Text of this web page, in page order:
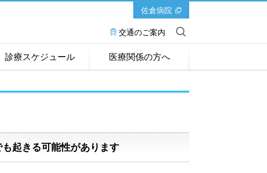
佐倉病院
交通のご案内
診療スケジュール 医療関係の方へ
起きる可能性があります